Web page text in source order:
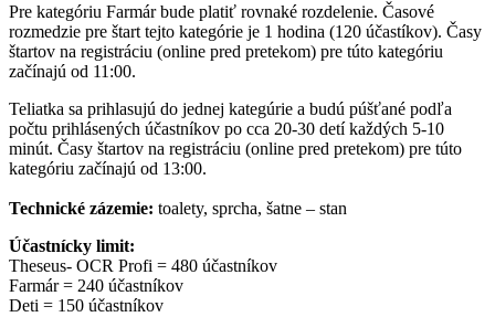
Pre kategóriu Farmár bude platiť rovnaké rozdelenie. Časové
rozmedzie pre štart tejto kategórie je 1 hodina (120 účastíkov). Časy
štartov na registráciu (online pred pretekom) pre túto kategóriu
začínajú od 11:00.
Teliatka sa prihlasujú do jednej kategúrie a budú púšťané podľa
počtu prihlásených účastníkov po cca 20-30 detí každých 5-10
minút. Časy štartov na registráciu (online pred pretekom) pre túto
kategóriu začínajú od 13:00.
Technické zázemie: toalety, sprcha, šatne – stan
Účastnícky limit:
Theseus- OCR Profi = 480 účastníkov
Farmár = 240 účastníkov
Deti = 150 účastníkov